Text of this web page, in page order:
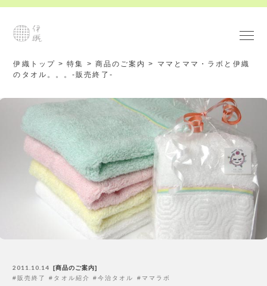
伊織トップ >特集 > 商品のご案内 > ママとママ・ラボと伊織
のタオル。。。-販売終了-
2011.10.14
商品のご案内
販売終了
タオル紹介 今治タオル ママラボ